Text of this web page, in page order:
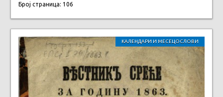
Број страница: 106
КАЛЕНДАРИ И МЕСЕЦОСЛОВИ